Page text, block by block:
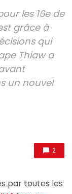
les 16e de
grâce à
qui
Thiaw a
un nouvel
2
par toutes les